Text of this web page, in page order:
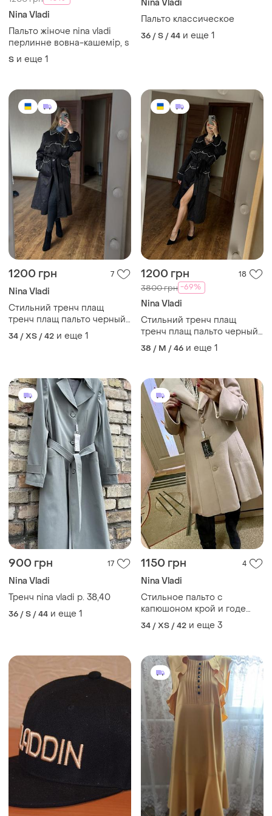
Nina Vladi
Пальто жіноче nina vladi
перлинне вовна-кашемір, s
S и еще 1
Nina Vladi
Пальто классическое
36 / S / 44 и еще 1
1200 грн 7
Nina Vladi
Стильний тренч плащ
тренч плащ пальто черный
в горох nina vladi винтажный
34 / XS / 42 и еще 1
1200 грн 18
3800 грн -69%
Nina Vladi
Стильний тренч плащ
тренч плащ пальто черный
в горох nina vladi винтажный
38 / M / 46 и еще 1
900 грн 17
Nina Vladi
Тренч nina vladi р. 38,40
36 / S / 44 и еще 1
1150 грн 4
Nina Vladi
Стильное пальто с
капюшоном крой и годе
шерсть кашемир р.м
34 / XS / 42 и еще 3